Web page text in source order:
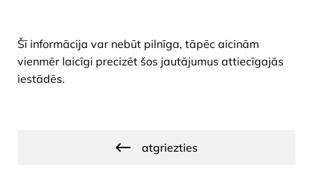
Šī informācija var nebūt pilnīga, tāpēc aicinām
vienmēr laicīgi precizēt šos jautājumus attiecīgajās
iestādēs.
atgriezties